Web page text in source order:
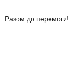
Разом до перемоги!